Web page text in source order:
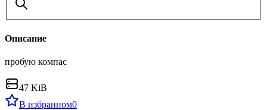
Описание
пробую компас
47 KiB
В избранном0